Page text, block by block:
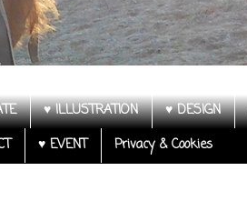
♥ ILLUSTRATION ♥ DESIGN
♥ EVENT Privacy & Cookies